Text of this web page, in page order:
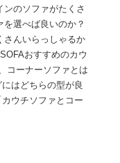
ンのソファがたくさ
を選べば良いのか？
さんいらっしゃるか
おすすめのカウ
コーナーソファとは
はどちらの型が良
ウチソファとコー